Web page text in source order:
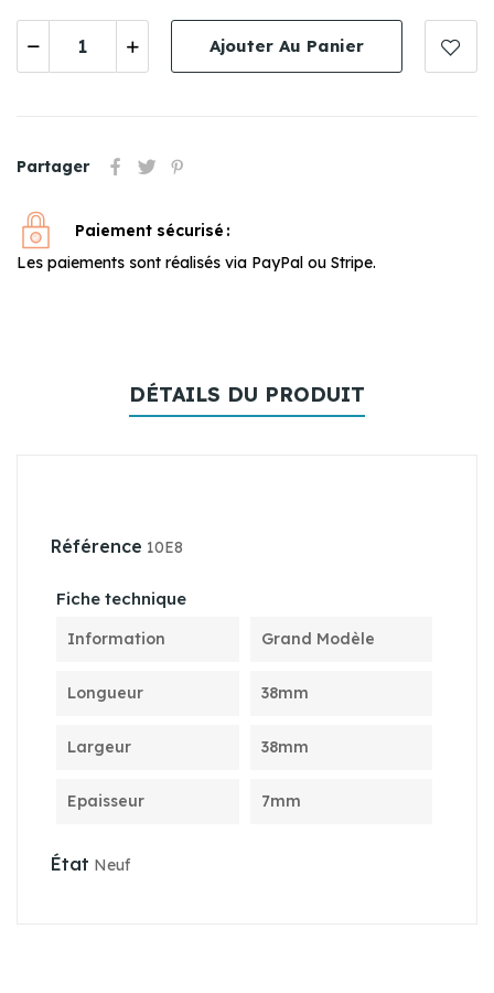
Ajouter Au Panier
Partager
Paiement sécurisé
Les paiements sont réalisés via PayPal ou Stripe.
DÉTAILS DU PRODUIT
Référence 10E8
Fiche technique
Information Grand Modèle
Longueur 38mm
Largeur 38mm
Epaisseur 7mm
État Neuf